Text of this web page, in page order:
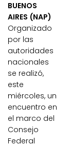
BUENOS
AIRES (NAP)
Organizado
por las
autoridades
nacionales
se realizó,
este
miércoles, un
encuentro en
el marco del
Consejo
Federal